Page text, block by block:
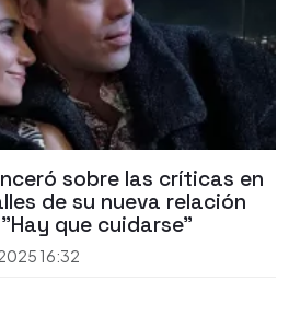
sobre las críticas en
de su nueva relación
que cuidarse"
16:32